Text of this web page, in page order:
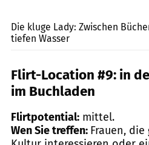
Die kluge Lady: Zwischen
tiefen Wasser
Flirt-Location #9: in
im Buchladen
Flirtpotential: mittel.
Wen Sie treffen: Frauen,